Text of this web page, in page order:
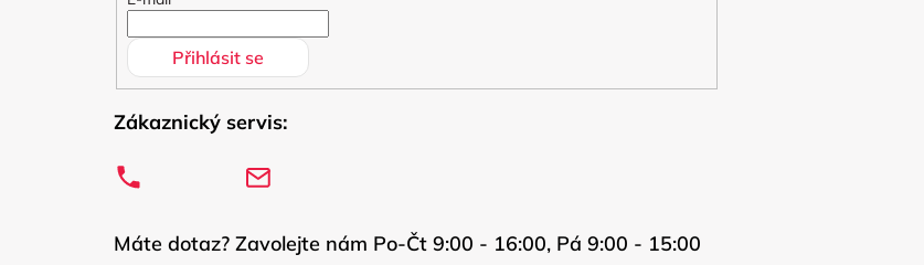
Přihlásit se
Zákaznický servis:
Máte dotaz? Zavolejte nám Po-Čt 9:00 - 16:00, Pá 9:00 - 15:00